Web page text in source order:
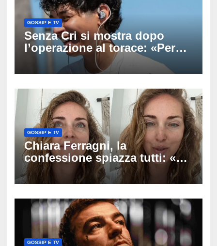
GOSSIP E TV
Senza Cri si mostra dopo
l’operazione al torace: «Per
anni mi sentivo in trappola», il
racconto sul difficile percorso
GOSSIP E TV
Chiara Ferragni, la
confessione spiazza tutti: «Un
mio ex voleva che mi rifacessi
il seno». Poi svela i ritocchi di
GOSSIP E TV